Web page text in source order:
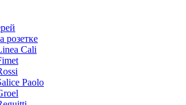
розетке
Cali
Paolo